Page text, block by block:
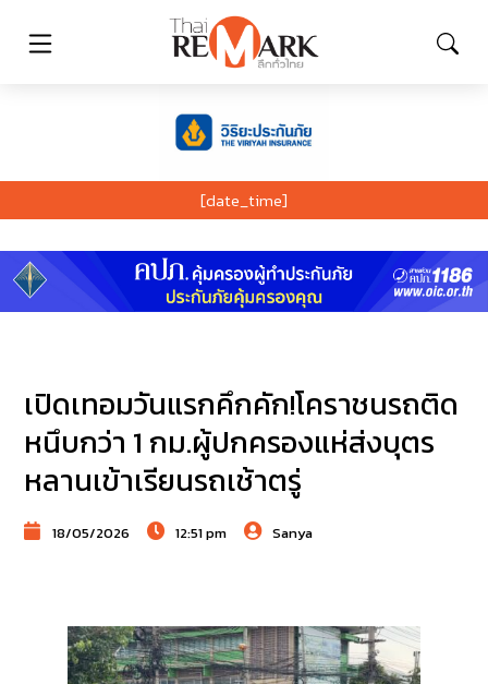
[date_time]
เปิดเทอมวันแรกคึกคัก!โคราชนรถติด
หนึบกว่า 1 กม.ผู้ปกครองแห่ส่งบุตร
หลานเข้าเรียนรถเช้าตรู่
18/05/2026 12:51 pm Sanya